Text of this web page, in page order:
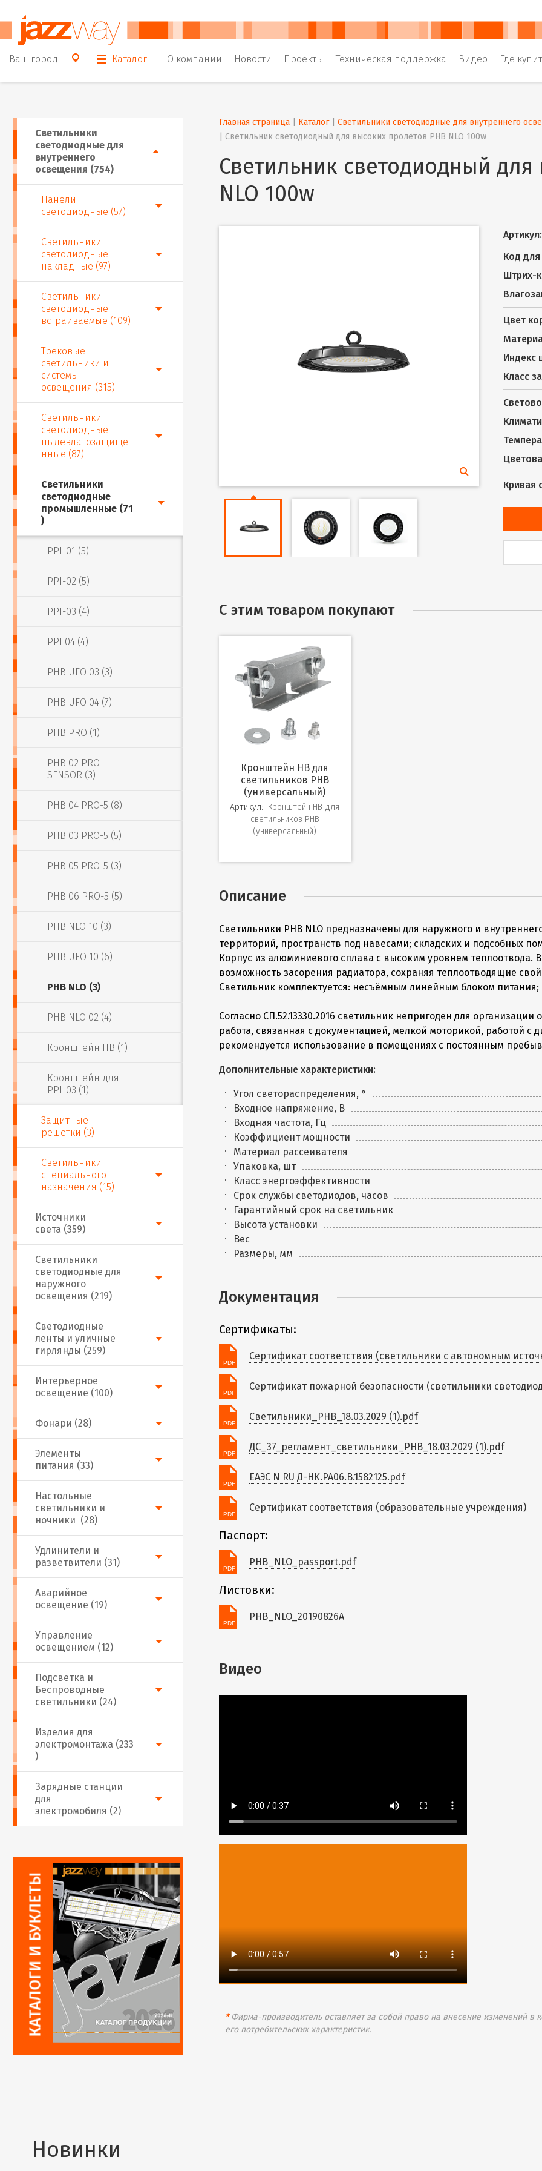
Ваш город: Каталог О компании Новости Проекты Техническая поддержка Видео Где
Фонари (28)
Аварийное
освещение (19)
Настольные
светильники и
ночники (28)
Подсветка и
Беспроводные
светильники (24)
Интерьерное
освещение (100)
Изделия для
электромонтажа (233
)
Источники
света (359)
Светодиодные
ленты и уличные
гирлянды (259)
Светильники
светодиодные для
внутреннего
освещения (754)
Панели
светодиодные (57)
Светильники
светодиодные
накладные (97)
Светильники
светодиодные
встраиваемые (109)
Трековые
светильники и
системы
освещения (315)
Светильники
светодиодные
пылевлагозащище
нные (87)
Светильники
светодиодные
промышленные (71
)
PPI-01 (5)
PPI-02 (5)
PPI-03 (4)
PPI 04 (4)
PHB UFO 03 (3)
PHB UFO 04 (7)
PHB PRO (1)
PHB 02 PRO
SENSOR (3)
PHB 04 PRO-5 (8)
PHB 03 PRO-5 (5)
PHB 05 PRO-5 (3)
PHB 06 PRO-5 (5)
PHB NLO 10 (3)
PHB UFO 10 (6)
PHB NLO (3)
PHB NLO 02 (4)
Кронштейн HB (1)
Кронштейн для
PPI-03 (1)
Защитные
решетки (3)
Светильники
специального
назначения (15)
Светильники
светодиодные для
наружного
освещения (219)
Удлинители и
разветвители (31)
Управление
освещением (12)
Элементы
питания (33)
Зарядные станции
для
электромобиля (2)
Главная страница Каталог | Светильники светодиодные для внутреннего
Светильник светодиодный для высоких пролётов PHB NLO 100w
Светильник светодиодный
NLO 100w
Артикул:
Код для
Штрих-
Цвет
Индекс
Класс
Кривая
С этим товаром покупают
Кронштейн HB для
светильников PHB
(универсальный)
Артикул: Кронштейн HB для
светильников PHB
(универсальный)
Описание
Светильники PHB NLO предназначены для наружного и
территорий, пространств под навесами; складских и подсобных
Корпус из алюминиевого сплава с высоким уровнем теплоотвода.
возможность засорения радиатора, сохраняя теплоотводящие
Светильник комплектуется: несъёмным линейным блоком
Согласно СП.52.13330.2016 светильник непригоден для
работа, связанная с документацией, мелкой моторикой, работой
рекомендуется использование в помещениях с постоянным
Дополнительные характеристики:
Угол светораспределения, °
Входное напряжение, В
Входная частота, Гц
Коэффициент мощности
Материал рассеивателя
Упаковка, шт
Класс энергоэффективности
Срок службы светодиодов, часов
Гарантийный срок на светильник
Высота установки
Вес
Размеры, мм
Документация
Сертификаты:
Сертификат соответствия (светильники с автономным
Сертификат пожарной безопасности (светильники
Светильники_PHB_18.03.2029 (1).pdf
ДС_37_регламент_светильники_PHB_18.03.2029 (1).pdf
ЕАЭС N RU Д-HK.РА06.В.1582125.pdf
Сертификат соответствия (образовательные учреждения)
Паспорт:
PHB_NLO_passport.pdf
Листовки:
PHB_NLO_20190826A
Видео
*Фирма-производитель оставляет за собой право на внесение изменений
его потребительских характеристик.
Новинки